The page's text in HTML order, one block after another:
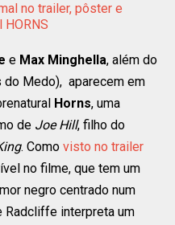
no trailer, pôster e
e Max Minghella, além do
do Medo), aparecem em
Horns, uma
de Joe Hill, filho do
. Comovisto no trailer
no filme, que tem um
negro centrado num
interpreta um